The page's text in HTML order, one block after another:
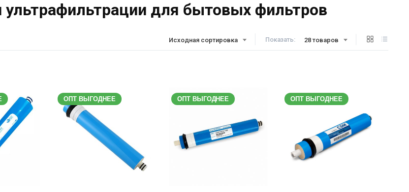
для бытовых фильтров
Исходная сортировка Показать: 28 товаров
ОПТ ВЫГОДНЕЕ ОПТ ВЫГОДНЕЕ ОПТ ВЫГОДНЕЕ